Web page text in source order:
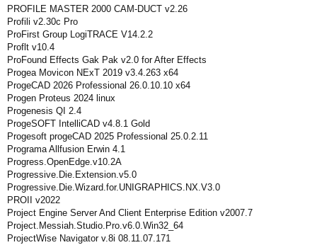
PROFILE MASTER 2000 CAM-DUCT v2.26
Profili v2.30c Pro
ProFirst Group LogiTRACE V14.2.2
Proflt v10.4
ProFound Effects Gak Pak v2.0 for After Effects
Progea Movicon NExT 2019 v3.4.263 x64
ProgeCAD 2026 Professional 26.0.10.10 x64
Progen Proteus 2024 linux
Progenesis QI 2.4
ProgeSOFT IntelliCAD v4.8.1 Gold
Progesoft progeCAD 2025 Professional 25.0.2.11
Programa Allfusion Erwin 4.1
Progress.OpenEdge.v10.2A
Progressive.Die.Extension.v5.0
Progressive.Die.Wizard.for.UNIGRAPHICS.NX.V3.0
PROII v2022
Project Engine Server And Client Enterprise Edition v2007.7
Project.Messiah.Studio.Pro.v6.0.Win32_64
ProjectWise Navigator v.8i 08.11.07.171